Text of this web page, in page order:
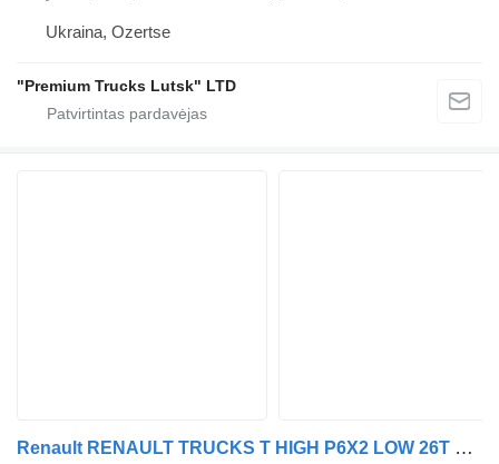
Ukraina, Ozertse
"Premium Trucks Lutsk" LTD
Renault RENAULT TRUCKS T HIGH P6X2 LOW 26T 13L 480 k.c. E6 + užuolaidinė priekaba